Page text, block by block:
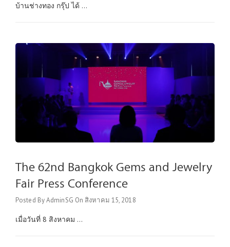
บ้านช่างทอง กรุ๊ป ได้ ...
The 62nd Bangkok Gems and Jewelry
Fair Press Conference
Posted ByAdminSG On สิงหาคม 15, 2018
เมื่อวันที่ 8 สิงหาคม ...